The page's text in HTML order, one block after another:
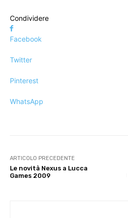
Condividere
Facebook
Twitter
Pinterest
WhatsApp
ARTICOLO PRECEDENTE
Le novità Nexus a Lucca
Games 2009